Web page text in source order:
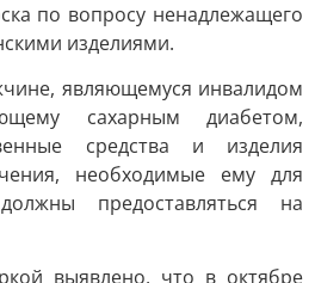
по вопросу ненадлежащего
изделиями.
являющемуся инвалидом
сахарным диабетом,
средства и изделия
необходимые ему для
предоставляться на
выявлено, что в октябре